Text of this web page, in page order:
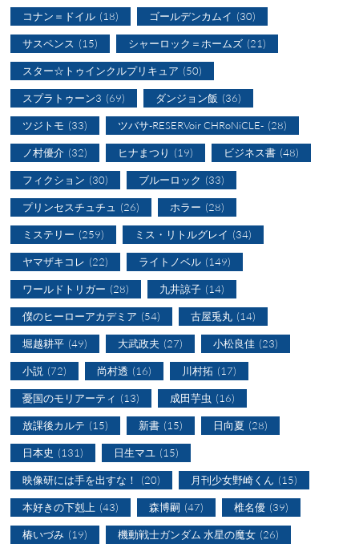
コナン＝ドイル (18) ゴールデンカムイ (30)
サスペンス (15) シャーロック＝ホームズ (21)
スター☆トゥインクルプリキュア (50)
スプラトゥーン3 (69) ダンジョン飯 (36)
ツジトモ (33) ツバサ-RESERVoir CHRoNiCLE- (28)
ノ村優介 (32) ヒナまつり (19) ビジネス書 (48)
フィクション (30) ブルーロック (33)
プリンセスチュチュ (26) ホラー (28)
ミステリー (259) ミス・リトルグレイ (34)
ヤマザキコレ (22) ライトノベル (149)
ワールドトリガー (28) 九井諒子 (14)
僕のヒーローアカデミア (54) 古屋兎丸 (14)
堀越耕平 (49) 大武政夫 (27) 小松良佳 (23)
小説 (72) 尚村透 (16) 川村拓 (17)
憂国のモリアーティ (13) 成田芋虫 (16)
放課後カルテ (15) 新書 (15) 日向夏 (28)
日本史 (131) 日生マユ (15)
映像研には手を出すな！ (20) 月刊少女野崎くん (15)
本好きの下剋上 (43) 森博嗣 (47) 椎名優 (39)
椿いづみ (19) 機動戦士ガンダム 水星の魔女 (26)